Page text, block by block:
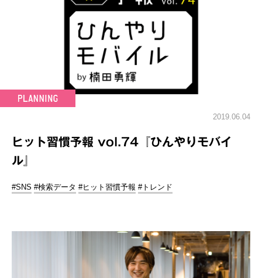
2019.06.04
ヒット習慣予報 vol.74『ひんやりモバイ
ル』
#SNS #検索データ #ヒット習慣予報 #トレンド